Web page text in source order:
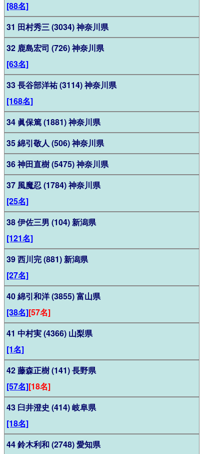
[88名]
31 田村秀三 (3034) 神奈川県
32 鹿島宏司 (726) 神奈川県
[63名]
33 長谷部洋祐 (3114) 神奈川県
[168名]
34 眞保篤 (1881) 神奈川県
35 綿引敬人 (506) 神奈川県
36 神田直樹 (5475) 神奈川県
37 風魔忍 (1784) 神奈川県
[25名]
38 伊佐三男 (104) 新潟県
[121名]
39 西川完 (881) 新潟県
[27名]
40 綿引和洋 (3855) 富山県
[38名][57名]
41 中村実 (4366) 山梨県
[1名]
42 藤森正樹 (141) 長野県
[57名][18名]
43 臼井澄史 (414) 岐阜県
[18名]
44 鈴木利和 (2748) 愛知県